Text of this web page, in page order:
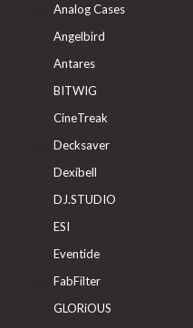
Analog Cases
Angelbird
Antares
BITWIG
CineTreak
Decksaver
Dexibell
DJ.STUDIO
ESI
Eventide
FabFilter
GLORiOUS